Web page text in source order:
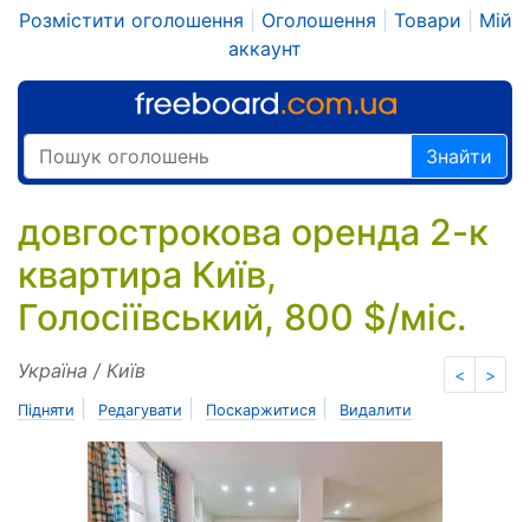
Розмістити оголошення Оголошення Товари
Мій
аккаунт
Знайти
довгострокова оренда 2-к
квартира Київ,
Голосіївський, 800 $/міс.
< >
Україна / Київ
Підняти Редагувати Поскаржитися Видалити